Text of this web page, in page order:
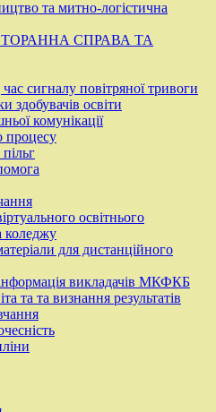
та митно-логістична
СПРАВА ТА
сигналу повітряної тривоги
здобувачів освіти
комунікації
процесу
освітнього
коледжу
для дистанційного
викладачів МКФКБ
та та визнання результатів